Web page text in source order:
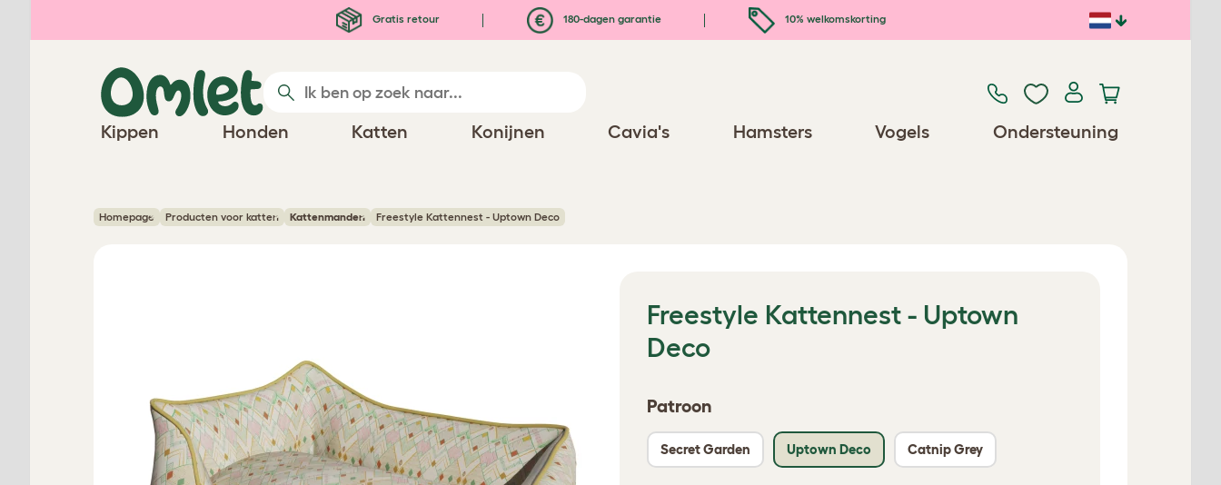
Gratis retour 180-dagen garantie 10% welkomskorting
Kippen Honden Katten Konijnen Cavia's Hamsters Vogels Ondersteuning
Homepage Producten voor katten Kattenmanden Freestyle Kattennest - Uptown Deco
Freestyle Kattennest - Uptown
Deco
Patroon
Secret Garden Uptown Deco Catnip Grey